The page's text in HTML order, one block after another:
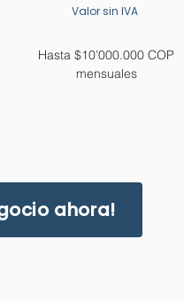
Hasta $10’000.000 COP
mensuales
Valor sin IVA
ahora!